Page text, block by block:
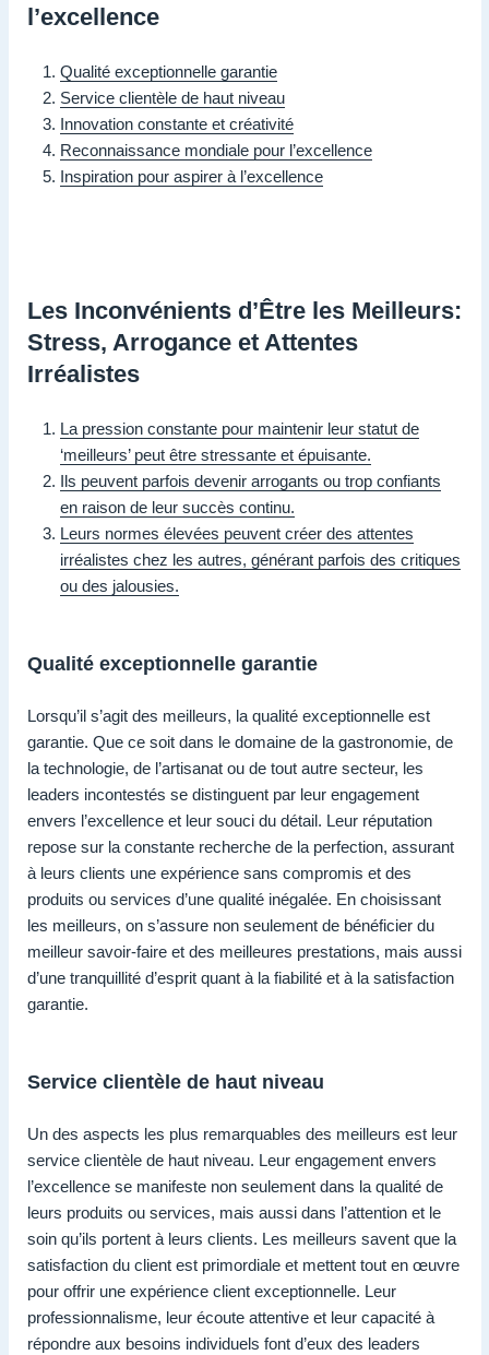
l’excellence
Qualité exceptionnelle garantie
Service clientèle de haut niveau
Innovation constante et créativité
Reconnaissance mondiale pour l’excellence
Inspiration pour aspirer à l’excellence
Les Inconvénients d’Être les Meilleurs:
Stress, Arrogance et Attentes
Irréalistes
La pression constante pour maintenir leur statut de
‘meilleurs’ peut être stressante et épuisante.
Ils peuvent parfois devenir arrogants ou trop confiants
en raison de leur succès continu.
Leurs normes élevées peuvent créer des attentes
irréalistes chez les autres, générant parfois des critiques
ou des jalousies.
Qualité exceptionnelle garantie
Lorsqu’il s’agit des meilleurs, la qualité exceptionnelle est
garantie. Que ce soit dans le domaine de la gastronomie, de
la technologie, de l’artisanat ou de tout autre secteur, les
leaders incontestés se distinguent par leur engagement
envers l’excellence et leur souci du détail. Leur réputation
repose sur la constante recherche de la perfection, assurant
à leurs clients une expérience sans compromis et des
produits ou services d’une qualité inégalée. En choisissant
les meilleurs, on s’assure non seulement de bénéficier du
meilleur savoir-faire et des meilleures prestations, mais aussi
d’une tranquillité d’esprit quant à la fiabilité et à la satisfaction
garantie.
Service clientèle de haut niveau
Un des aspects les plus remarquables des meilleurs est leur
service clientèle de haut niveau. Leur engagement envers
l’excellence se manifeste non seulement dans la qualité de
leurs produits ou services, mais aussi dans l’attention et le
soin qu’ils portent à leurs clients. Les meilleurs savent que la
satisfaction du client est primordiale et mettent tout en œuvre
pour offrir une expérience client exceptionnelle. Leur
professionnalisme, leur écoute attentive et leur capacité à
répondre aux besoins individuels font d’eux des leaders